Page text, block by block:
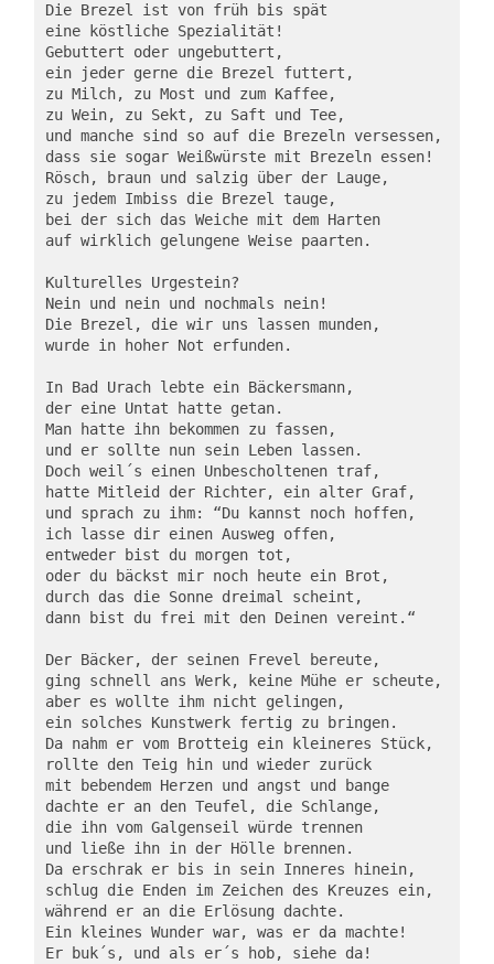
Die Brezel ist von früh bis spät
eine köstliche Spezialität!
Gebuttert oder ungebuttert,
ein jeder gerne die Brezel futtert,
zu Milch, zu Most und zum Kaffee,
zu Wein, zu Sekt, zu Saft und Tee,
und manche sind so auf die Brezeln versessen,
dass sie sogar Weißwürste mit Brezeln essen!
Rösch, braun und salzig über der Lauge,
zu jedem Imbiss die Brezel tauge,
bei der sich das Weiche mit dem Harten
auf wirklich gelungene Weise paarten.
Kulturelles Urgestein?
Nein und nein und nochmals nein!
Die Brezel, die wir uns lassen munden,
wurde in hoher Not erfunden.
In Bad Urach lebte ein Bäckersmann,
der eine Untat hatte getan.
Man hatte ihn bekommen zu fassen,
und er sollte nun sein Leben lassen.
Doch weil´s einen Unbescholtenen traf,
hatte Mitleid der Richter, ein alter Graf,
und sprach zu ihm: “Du kannst noch hoffen,
ich lasse dir einen Ausweg offen,
entweder bist du morgen tot,
oder du bäckst mir noch heute ein Brot,
durch das die Sonne dreimal scheint,
dann bist du frei mit den Deinen vereint.“
Der Bäcker, der seinen Frevel bereute,
ging schnell ans Werk, keine Mühe er scheute,
aber es wollte ihm nicht gelingen,
ein solches Kunstwerk fertig zu bringen.
Da nahm er vom Brotteig ein kleineres Stück,
rollte den Teig hin und wieder zurück
mit bebendem Herzen und angst und bange
dachte er an den Teufel, die Schlange,
die ihn vom Galgenseil würde trennen
und ließe ihn in der Hölle brennen.
Da erschrak er bis in sein Inneres hinein,
schlug die Enden im Zeichen des Kreuzes ein,
während er an die Erlösung dachte.
Ein kleines Wunder war, was er da machte!
Er buk´s, und als er´s hob, siehe da!